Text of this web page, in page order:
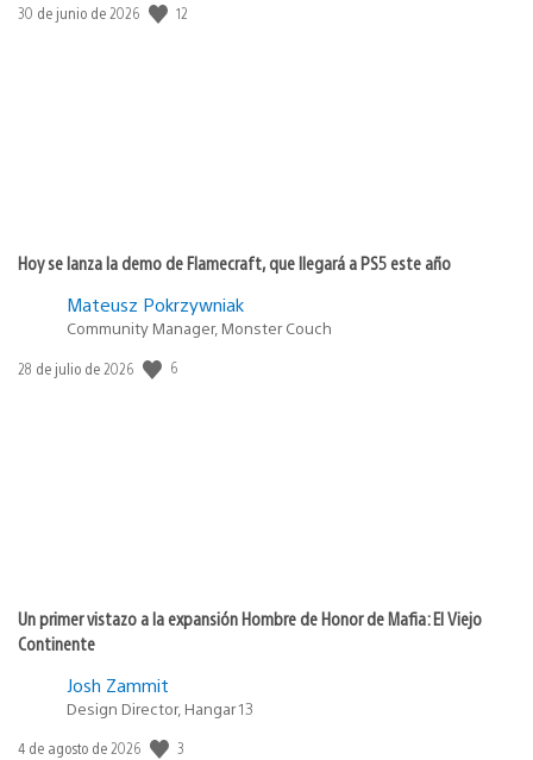
Fecha
30 de junio de 2026 12
Hoy se lanza la demo de Flamecraft, que llegará a PS5 este año
Mateusz Pokrzywniak
Community Manager, Monster Couch
Fecha
28 de julio de 2026 6
Un primer vistazo a la expansión Hombre de Honor de Mafia: El Viejo
Continente
Josh Zammit
Design Director, Hangar 13
Fecha
4 de agosto de 2026 3